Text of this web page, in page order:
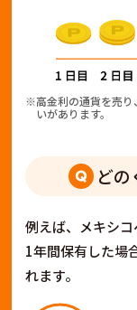
※高金利の通貨を売り
いがあります。
ど
例えば、メキシコ
1年間保有した場
れます。